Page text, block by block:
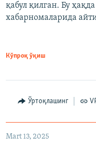
қабул қилган. Бу
хабарномаларида
Кўпроқ ўқиш
Ўртоқлашинг
Mart 13, 2025